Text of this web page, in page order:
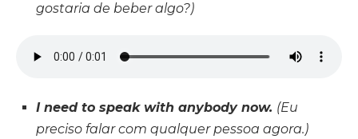
gostaria de beber algo?)
I need to speak with anybody now. (Eu
preciso falar com qualquer pessoa agora.)